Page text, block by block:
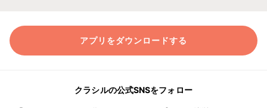
アプリをダウンロードする
クラシルの公式SNSをフォロー